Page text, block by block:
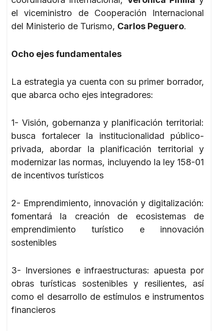
el viceministro de Cooperación Internacional
del Ministerio de Turismo, Carlos Peguero.
Ocho ejes fundamentales
La estrategia ya cuenta con su primer borrador,
que abarca ocho ejes integradores:
1- Visión, gobernanza y planificación territorial:
busca fortalecer la institucionalidad público-
privada, abordar la planificación territorial y
modernizar las normas, incluyendo la ley 158-01
de incentivos turísticos
2- Emprendimiento, innovación y digitalización:
fomentará la creación de ecosistemas de
emprendimiento turístico e innovación
sostenibles
3- Inversiones e infraestructuras: apuesta por
obras turísticas sostenibles y resilientes, así
como el desarrollo de estímulos e instrumentos
financieros